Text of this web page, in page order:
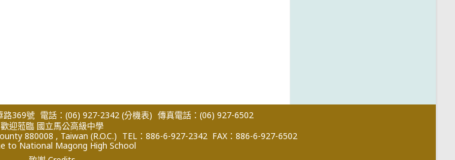
路369號 電話：(06) 927-2342 (分機表) 傳真電話：(06) 927-6502
歡迎蒞臨 國立馬公高級中學
880008 , Taiwan (R.O.C.) TEL：886-6-927-2342 FAX：886-6-927-6502
to National Magong High School